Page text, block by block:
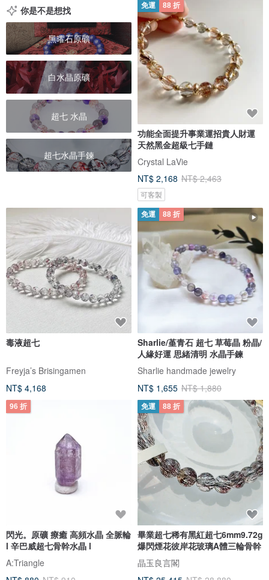
你是不是想找
黑曜石原礦
白水晶原礦
超七 水晶
超七水晶手鍊
免運 88 折
功能全面提升事業運招貴人財運
天然黑金超級七手鏈
Crystal LaVie
NT$ 2,168 NT$ 2,463
可客製
毒液超七
Freyja’s Brisingamen
NT$ 4,168
免運 88 折
Sharlie/堇青石 超七 草莓晶 粉晶/
人緣好運 思緒清明 水晶手鍊
Sharlie handmade jewelry
NT$ 1,655 NT$ 1,880
96 折
閃光。原礦 療癒 高頻水晶 全脈輪
l 辛巴威超七骨幹水晶 l
A:Triangle
免運 88 折
畢業超七稀有黑紅超七6mm9.72g
爆閃煙花彼岸花玻璃A體三輪骨幹
晶玉良言閣